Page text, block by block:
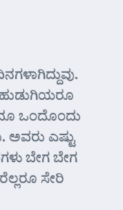
ಒಂದೊಂದು
ಅವರು ಎಷ್ಟು
ಬೇಗ ಬೇಗ
ಸೇರಿ